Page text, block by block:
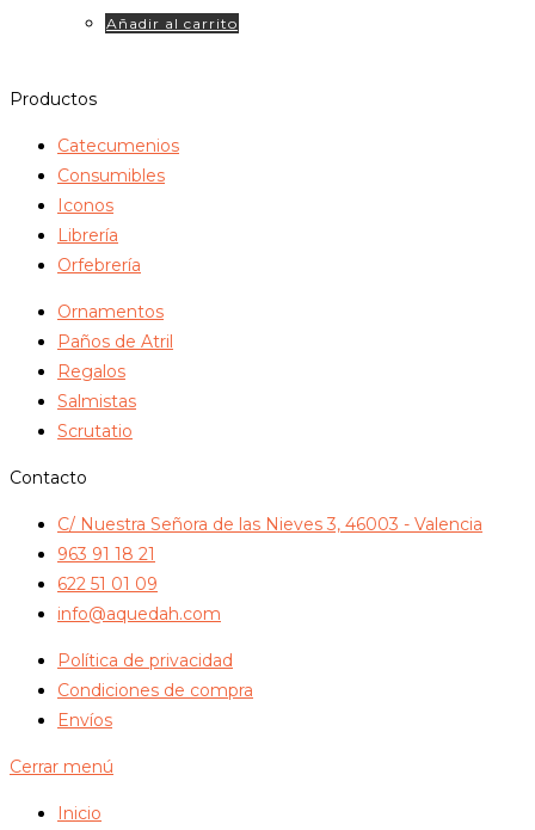
Añadir al carrito
Productos
Catecumenios
Consumibles
Iconos
Librería
Orfebrería
Ornamentos
Paños de Atril
Regalos
Salmistas
Scrutatio
Contacto
C/ Nuestra Señora de las Nieves 3, 46003 - Valencia
963 91 18 21
622 51 01 09
info@aquedah.com
Política de privacidad
Condiciones de compra
Envíos
Cerrar menú
Inicio